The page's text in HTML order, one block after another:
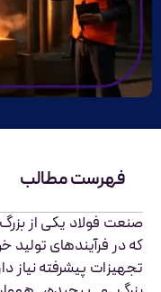
فهرست مطالب
صنعت فولاد یکی از
که در فرآیندهای تولید
تجهیزات پیشرفته نیاز